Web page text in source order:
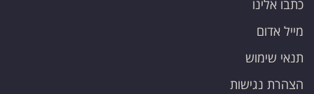
כתבו אלינו
מייל אדום
תנאי שימוש
הצהרת נגישות